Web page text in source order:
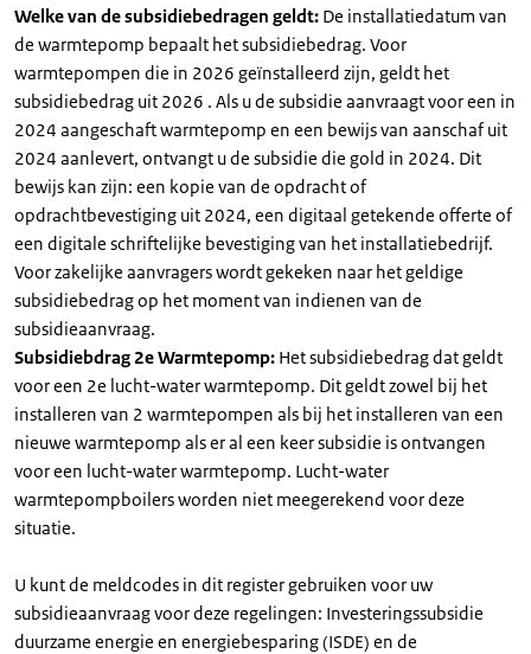
Welke van de subsidiebedragen geldt: De installatiedatum van
de warmtepomp bepaalt het subsidiebedrag. Voor
warmtepompen die in 2026 geïnstalleerd zijn, geldt het
subsidiebedrag uit 2026 . Als u de subsidie aanvraagt voor een in
2024 aangeschaft warmtepomp en een bewijs van aanschaf uit
2024 aanlevert, ontvangt u de subsidie die gold in 2024. Dit
bewijs kan zijn: een kopie van de opdracht of
opdrachtbevestiging uit 2024, een digitaal getekende offerte of
een digitale schriftelijke bevestiging van het installatiebedrijf.
Voor zakelijke aanvragers wordt gekeken naar het geldige
subsidiebedrag op het moment van indienen van de
subsidieaanvraag.
Subsidiebdrag 2e Warmtepomp: Het subsidiebedrag dat geldt
voor een 2e lucht-water warmtepomp. Dit geldt zowel bij het
installeren van 2 warmtepompen als bij het installeren van een
nieuwe warmtepomp als er al een keer subsidie is ontvangen
voor een lucht-water warmtepomp. Lucht-water
warmtepompboilers worden niet meegerekend voor deze
situatie.
U kunt de meldcodes in dit register gebruiken voor uw
subsidieaanvraag voor deze regelingen: Investeringssubsidie
duurzame energie en energiebesparing (ISDE) en de